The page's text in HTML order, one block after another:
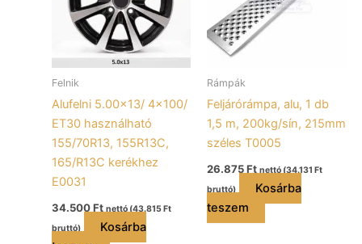
Felnik
Alufelni 5.00×13/ 4×100/
ET30 használható
155/70R13, 155R13C,
165/R13C kerékhez
E0031
34.500Ft nettó (43.815Ft
bruttó)
Kosárba
Rámpák
Feljárórámpa, alu, 1 db
1,5 m, 200kg/sín, 215mm
széles T0005
26.875Ft nettó (34.131 Ft
bruttó)
Kosárba
teszem